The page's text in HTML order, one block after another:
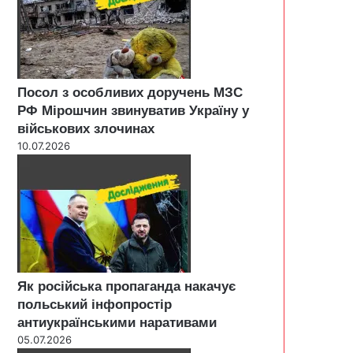
Посол з особливих доручень МЗС
РФ Мірошчин звинуватив Україну у
військових злочинах
10.07.2026
Як російська пропаганда накачує
польський інфопростір
антиукраїнськими наративами
05.07.2026